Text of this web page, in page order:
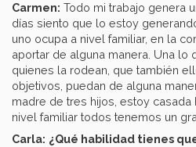
Carmen: Todo mi trabajo genera
días siento que lo estoy
uno ocupa a nivel familiar, en la
aportar de alguna manera. Una lo
quienes la rodean, que también
objetivos, puedan de alguna
madre de tres hijos, estoy casada
nivel familiar todos tenemos un
Carla: ¿Qué habilidad tienes